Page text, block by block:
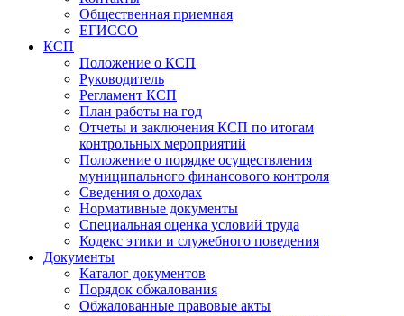
Общественная приемная
ЕГИССО
КСП
Положение о КСП
Руководитель
Регламент КСП
План работы на год
Отчеты и заключения КСП по итогам
контрольных мероприятий
Положение о порядке осуществления
муниципального финансового контроля
Сведения о доходах
Нормативные документы
Специальная оценка условий труда
Кодекс этики и служебного поведения
Документы
Каталог документов
Порядок обжалования
Обжалованные правовые акты